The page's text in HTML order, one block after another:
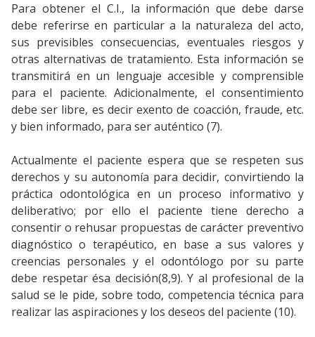
Para obtener el C.I., la información que debe darse
debe referirse en particular a la naturaleza del acto,
sus previsibles consecuencias, eventuales riesgos y
otras alternativas de tratamiento. Esta información se
transmitirá en un lenguaje accesible y comprensible
para el paciente. Adicionalmente, el consentimiento
debe ser libre, es decir exento de coacción, fraude, etc.
y bien informado, para ser auténtico (7).
Actualmente el paciente espera que se respeten sus
derechos y su autonomía para decidir, convirtiendo la
práctica odontológica en un proceso informativo y
deliberativo; por ello el paciente tiene derecho a
consentir o rehusar propuestas de carácter preventivo
diagnóstico o terapéutico, en base a sus valores y
creencias personales y el odontólogo por su parte
debe respetar ésa decisión(8,9). Y al profesional de la
salud se le pide, sobre todo, competencia técnica para
realizar las aspiraciones y los deseos del paciente (10).